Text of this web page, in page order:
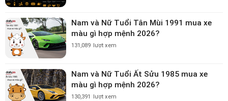
Nam và Nữ Tuổi Tân Mùi 1991 mua xe
màu gì hợp mệnh 2026?
131,089 lượt xem
Nam và Nữ Tuổi Ất Sửu 1985 mua xe
màu gì hợp mệnh 2026?
130,391 lượt xem